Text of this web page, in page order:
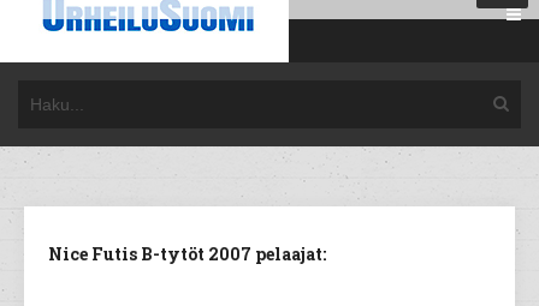
Nice Futis B-tytöt 2007 pelaajat: